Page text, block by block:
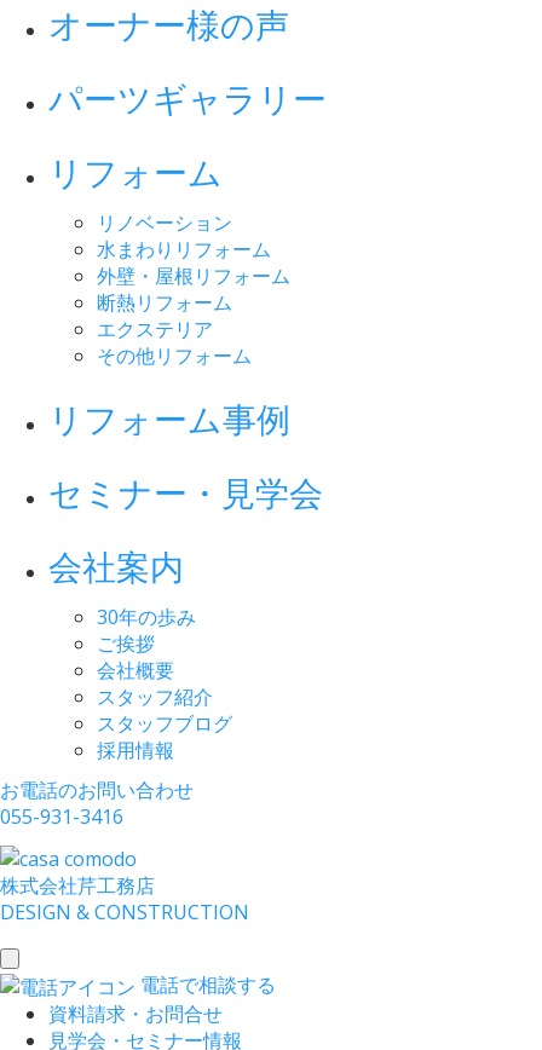
オーナー様の声
パーツギャラリー
リフォーム
リノベーション
水まわりリフォーム
外壁・屋根リフォーム
断熱リフォーム
エクステリア
その他リフォーム
リフォーム事例
セミナー・見学会
会社案内
30年の歩み
ご挨拶
会社概要
スタッフ紹介
スタッフブログ
採用情報
お電話のお問い合わせ
055-931-3416
株式会社芹工務店
DESIGN &CONSTRUCTION
toggle
navigation
電話で相談する
資料請求・お問合せ
見学会・セミナー情報